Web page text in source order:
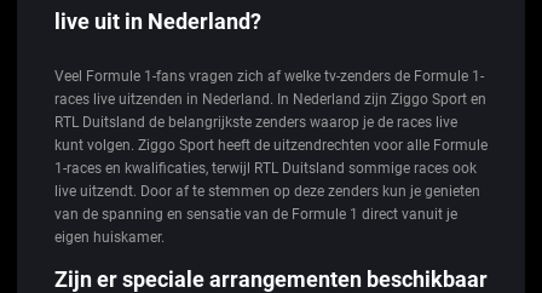
live uit in Nederland?
Veel Formule 1-fans vragen zich af welke tv-zenders de Formule 1-
races live uitzenden in Nederland. In Nederland zijn Ziggo Sport en
RTL Duitsland de belangrijkste zenders waarop je de races live
kunt volgen. Ziggo Sport heeft de uitzendrechten voor alle Formule
1-races en kwalificaties, terwijl RTL Duitsland sommige races ook
live uitzendt. Door af te stemmen op deze zenders kun je genieten
van de spanning en sensatie van de Formule 1 direct vanuit je
eigen huiskamer.
Zijn er speciale arrangementen beschikbaar